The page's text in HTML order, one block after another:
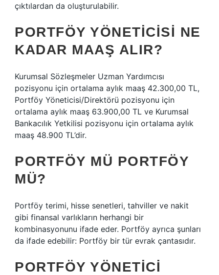
çıktılardan da oluşturulabilir.
PORTFÖY YÖNETICISI NE
KADAR MAAŞ ALIR?
Kurumsal Sözleşmeler Uzman Yardımcısı
pozisyonu için ortalama aylık maaş 42.300,00 TL,
Portföy Yöneticisi/Direktörü pozisyonu için
ortalama aylık maaş 63.900,00 TL ve Kurumsal
Bankacılık Yetkilisi pozisyonu için ortalama aylık
maaş 48.900 TL’dir.
PORTFÖY MÜ PORTFÖY
MÜ?
Portföy terimi, hisse senetleri, tahviller ve nakit
gibi finansal varlıkların herhangi bir
kombinasyonunu ifade eder. Portföy ayrıca şunları
da ifade edebilir: Portföy bir tür evrak çantasıdır.
PORTFÖY YÖNETICI